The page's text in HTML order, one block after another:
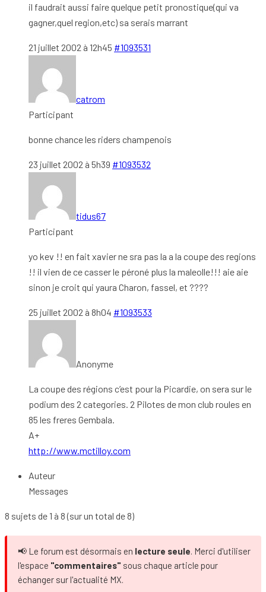
il faudrait aussi faire quelque petit pronostique(qui va
gagner,quel region,etc) sa serais marrant
21 juillet 2002 à 12h45 #1093531
catrom
Participant
bonne chance les riders champenois
23 juillet 2002 à 5h39 #1093532
tidus67
Participant
yo kev !! en fait xavier ne sra pas la a la coupe des regions
!! il vien de ce casser le péroné plus la maleolle!!! aie aie
sinon je croit qui yaura Charon, fassel, et ????
25 juillet 2002 à 8h04 #1093533
Anonyme
La coupe des régions c’est pour la Picardie, on sera sur le
podium des 2 categories. 2 Pilotes de mon club roules en
85 les freres Gembala.
A+
http://www.mctilloy.com
Auteur
Messages
8 sujets de 1 à 8 (sur un total de 8)
📢 Le forum est désormais en lecture seule. Merci d'utiliser
l'espace "commentaires" sous chaque article pour
échanger sur l'actualité MX.